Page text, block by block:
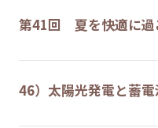
第41回 夏を快適に
46）太陽光発電と蓄